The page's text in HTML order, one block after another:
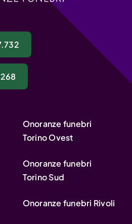
Onoranze funebri
Torino Ovest
Onoranze funebri
Torino Sud
Onoranze funebri Rivoli